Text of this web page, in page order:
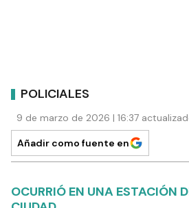
POLICIALES
9 de marzo de 2026 | 16:37
Añadir como fuente en
OCURRIÓ EN UNA ESTACIÓN